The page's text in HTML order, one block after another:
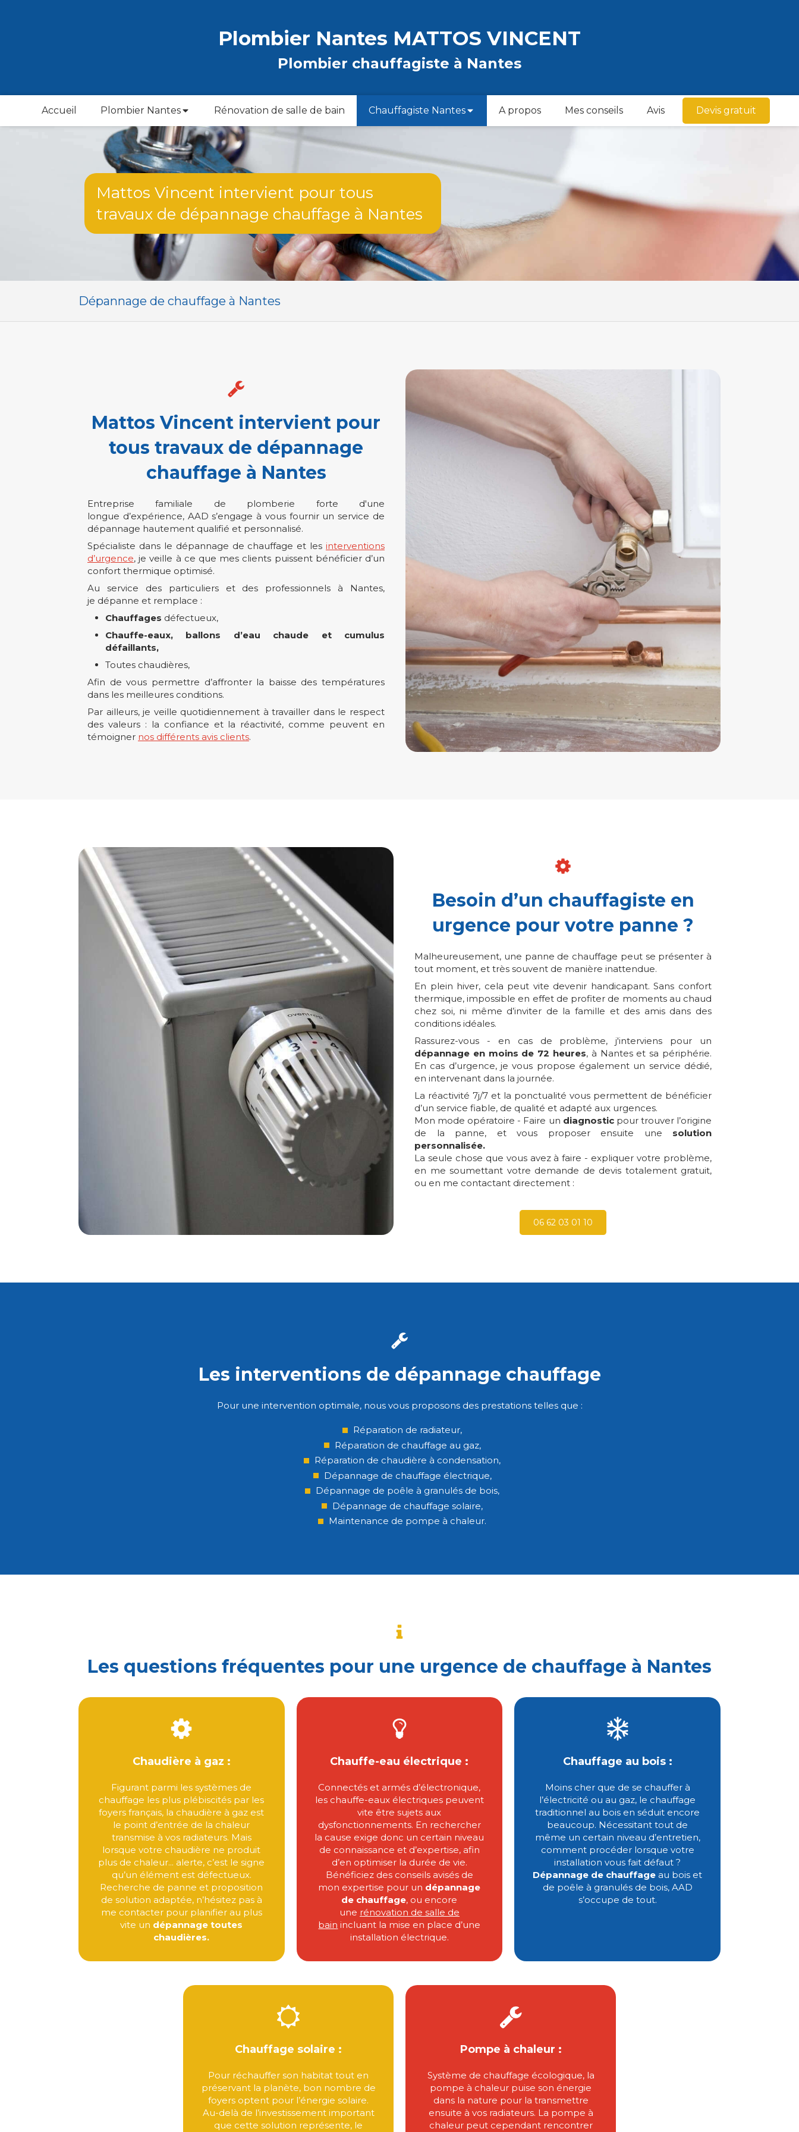
Plombier Nantes MATTOS VINCENT
Plombier chauffagiste à Nantes
Accueil Plombier Nantes Rénovation de salle de bain Chauffagiste Nantes A propos Mes conseils Avis Devis gratuit
Mattos Vincent intervient pour tous
travaux de dépannage chauffage à Nantes
Dépannage de chauffage à Nantes
Mattos Vincent intervient pour
tous travaux de dépannage
chauffage à Nantes
Entreprise familiale de plomberie forte d'une
longue d’expérience, AAD s’engage à vous fournir un service de
dépannage hautement qualifié et personnalisé.
Spécialiste dans le dépannage de chauffage et les interventions
d’urgence, je veille à ce que mes clients puissent bénéficier d’un
confort thermique optimisé.
Au service des particuliers et des professionnels à Nantes,
je dépanne et remplace :
Chauffages défectueux,
Chauffe-eaux, ballons d’eau chaude et cumulus
défaillants,
Toutes chaudières,
Afin de vous permettre d’affronter la baisse des températures
dans les meilleures conditions.
Par ailleurs, je veille quotidiennement à travailler dans le respect
des valeurs : la confiance et la réactivité, comme peuvent en
témoigner nos différents avis clients.
Besoin d’un chauffagiste en
urgence pour votre panne ?
Malheureusement, une panne de chauffage peut se présenter à
tout moment, et très souvent de manière inattendue.
En plein hiver, cela peut vite devenir handicapant. Sans confort
thermique, impossible en effet de profiter de moments au chaud
chez soi, ni même d’inviter de la famille et des amis dans des
conditions idéales.
Rassurez-vous - en cas de problème, j'interviens pour un
dépannage en moins de 72 heures, à Nantes et sa périphérie.
En cas d’urgence, je vous propose également un service dédié,
en intervenant dans la journée.
La réactivité 7j/7 et la ponctualité vous permettent de bénéficier
d’un service fiable, de qualité et adapté aux urgences.
Mon mode opératoire - Faire un diagnosticpour trouver l’origine
de la panne, et vous proposer ensuite une solution
personnalisée.
La seule chose que vous avez à faire - expliquer votre problème,
en me soumettant votre demande de devis totalement gratuit,
ou en me contactant directement :
06 62 03 01 10
Les interventions de dépannage chauffage
Pour une intervention optimale, nous vous proposons des prestations telles que :
Réparation de radiateur,
Réparation de chauffage au gaz,
Réparation de chaudière à condensation,
Dépannage de chauffage électrique,
Dépannage de poêle à granulés de bois,
Dépannage de chauffage solaire,
Maintenance de pompe à chaleur.
Les questions fréquentes pour une urgence de chauffage à Nantes
Chaudière à gaz :
Figurant parmi les systèmes de
chauffage les plus plébiscités par les
foyers français, la chaudière à gaz est
le point d’entrée de la chaleur
transmise à vos radiateurs. Mais
lorsque votre chaudière ne produit
plus de chaleur... alerte, c’est le signe
qu’un élément est défectueux.
Recherche de panne et proposition
de solution adaptée, n’hésitez pas à
me contacter pour planifier au plus
vite un dépannage toutes
chaudières.
Chauffe-eau électrique :
Connectés et armés d’électronique,
les chauffe-eaux électriques peuvent
vite être sujets aux
dysfonctionnements. En rechercher
la cause exige donc un certain niveau
de connaissance et d’expertise, afin
d’en optimiser la durée de vie.
Bénéficiez des conseils avisés de
mon expertise pour un dépannage
de chauffage, ou encore
une rénovation de salle de
bain incluant la mise en place d’une
installation électrique.
Chauffage au bois :
Moins cher que de se chauffer à
l’électricité ou au gaz, le chauffage
traditionnel au bois en séduit encore
beaucoup. Nécessitant tout de
même un certain niveau d’entretien,
comment procéder lorsque votre
installation vous fait défaut ?
Dépannage de chauffage au bois et
de poêle à granulés de bois, AAD
s’occupe de tout.
Chauffage solaire :
Pour réchauffer son habitat tout en
préservant la planète, bon nombre de
foyers optent pour l’énergie solaire.
Au-delà de l’investissement important
que cette solution représente, le
Pompe à chaleur :
Système de chauffage écologique, la
pompe à chaleur puise son énergie
dans la nature pour la transmettre
ensuite à vos radiateurs. La pompe à
chaleur peut cependant rencontrer